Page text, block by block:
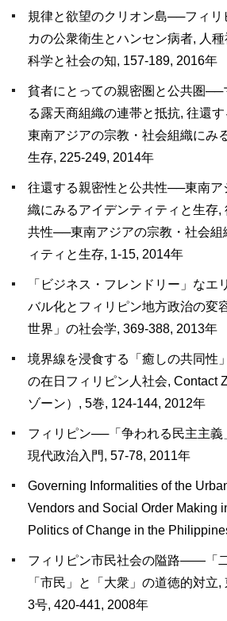
規律と欲望のクリオン島──フィリ
カの公衆衛生とハンセン病者, 人
科学と社会の知, 157-189, 2016年
貧者にとっての親密圏と公共圏──
る露天商組織の連帯と抵抗, 往還
東南アジアの宗教・社会組織にみ
生存, 225-249, 2014年
往還する親密性と公共性──東南ア
織にみるアイデンティティと生存,
共性──東南アジアの宗教・社会組
ィティと生存, 1-15, 2014年
「ビジネス・フレンドリー」な
バル化とフィリピン地方政治の変
世界」の社会学, 369-388, 2013年
境界線を浸食する「癒しの共同
の在日フィリピン人社会, Contact
ゾーン）, 5巻, 124-144, 2012年
フィリピン──「争われる民主主義
現代政治入門, 57-78, 2011年
Governing Informalities of the
Vendors and Social Order Making
Politics of Change in the
フィリピン市民社会の隘路――「
「市民」と「大衆」の道徳的対立
3号, 420-441, 2008年